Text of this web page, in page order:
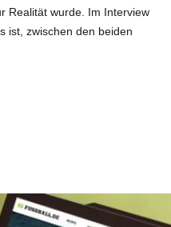
Realität wurde. Im Interview
ist, zwischen den beiden